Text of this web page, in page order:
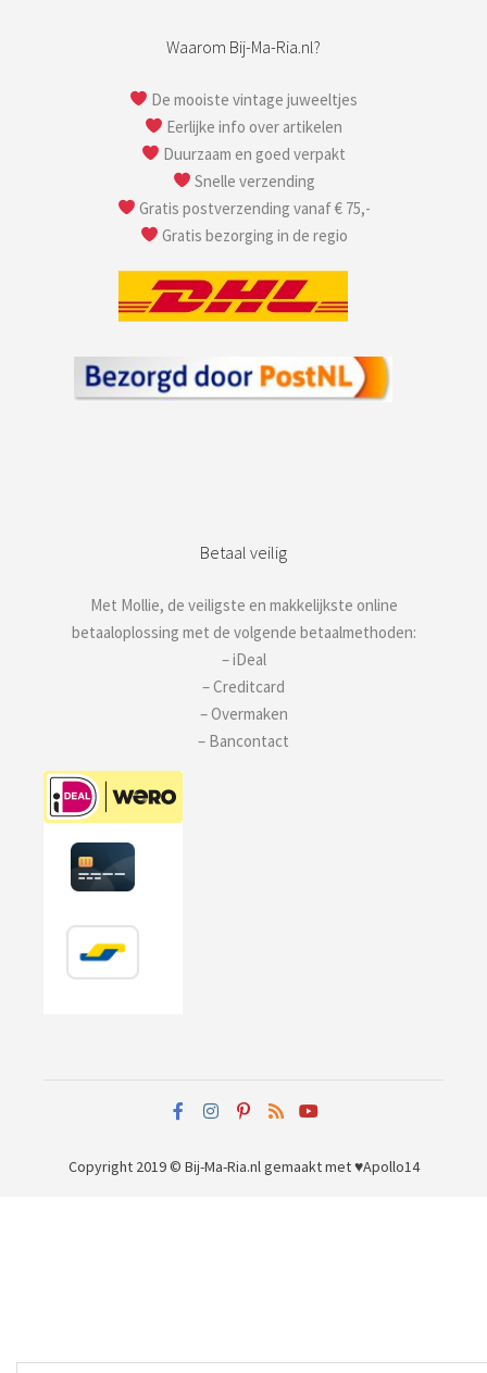
Waarom Bij-Ma-Ria.nl?
De mooiste vintage juweeltjes
Eerlijke info over artikelen
Duurzaam en goed verpakt
Snelle verzending
Gratis postverzending vanaf € 75,-
Gratis bezorging in de regio
Betaal veilig
Met Mollie, de veiligste en makkelijkste online
betaaloplossing met de volgende betaalmethoden:
– iDeal
– Creditcard
– Overmaken
– Bancontact
Copyright 2019 © Bij-Ma-Ria.nlgemaakt met ♥Apollo14